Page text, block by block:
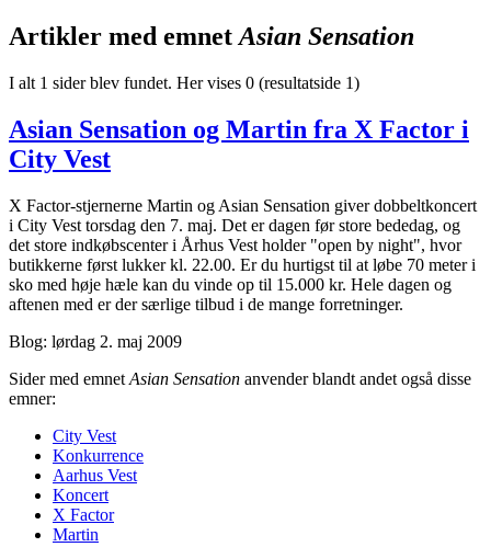
Artikler med emnet Asian Sensation
I alt 1 sider blev fundet. Her vises 0 (resultatside 1)
Asian Sensation og Martin fra X Factor i
City Vest
X Factor-stjernerne Martin og Asian Sensation giver dobbeltkoncert
i City Vest torsdag den 7. maj. Det er dagen før store bededag, og
det store indkøbscenter i Århus Vest holder "open by night", hvor
butikkerne først lukker kl. 22.00. Er du hurtigst til at løbe 70 meter i
sko med høje hæle kan du vinde op til 15.000 kr. Hele dagen og
aftenen med er der særlige tilbud i de mange forretninger.
Blog: lørdag 2. maj 2009
Sider med emnet Asian Sensation anvender blandt andet også disse
emner:
City Vest
Konkurrence
Aarhus Vest
Koncert
X Factor
Martin